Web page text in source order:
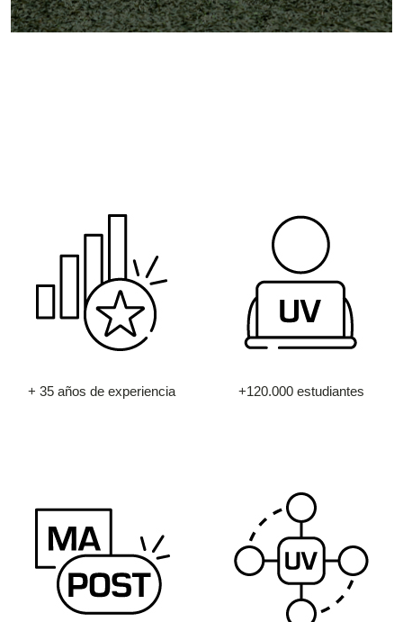
+ 35 años de experiencia +120.000 estudiantes